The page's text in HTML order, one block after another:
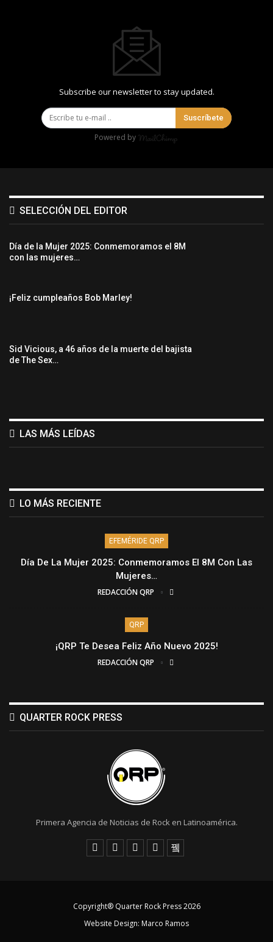
Subscribe our newsletter to stay updated.
Suscríbete
Powered by
SELECCIÓN DEL EDITOR
Día de la Mujer 2025: Conmemoramos el 8M
con las mujeres…
¡Feliz cumpleaños Bob Marley!
Sid Vicious, a 46 años de la muerte del bajista
de The Sex…
LAS MÁS LEÍDAS
LO MÁS RECIENTE
EFEMÉRIDE QRP
Día De La Mujer 2025: Conmemoramos El 8M Con Las
Mujeres…
REDACCIÓN QRP
QRP
¡QRP Te Desea Feliz Año Nuevo 2025!
REDACCIÓN QRP
QUARTER ROCK PRESS
Primera Agencia de Noticias de Rock en Latinoamérica.
Copyright® Quarter Rock Press 2026
Website Design: Marco Ramos